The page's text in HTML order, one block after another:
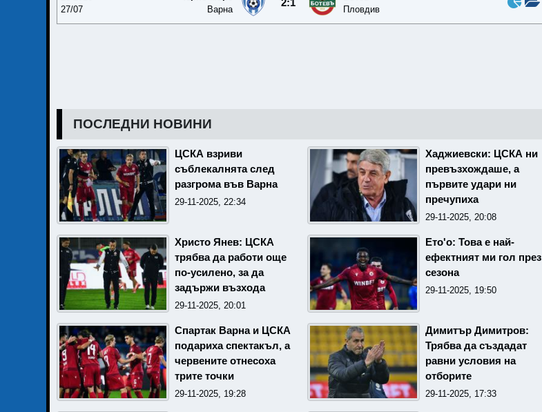
27/07
Варна
2:1
Пловдив
ПОСЛЕДНИ НОВИНИ
ЦСКА взриви
съблекалнята след
разгрома във Варна
29-11-2025, 22:34
Хаджиевски: ЦСКА ни
превъзхождаше, а
първите удари ни
пречупиха
29-11-2025, 20:08
Христо Янев: ЦСКА
трябва да работи още
по-усилено, за да
задържи възхода
29-11-2025, 20:01
Ето'о: Това е най-
ефектният ми гол през
сезона
29-11-2025, 19:50
Спартак Варна и ЦСКА
подариха спектакъл, а
червените отнесоха
трите точки
29-11-2025, 19:28
Димитър Димитров:
Трябва да създадат
равни условия на
отборите
29-11-2025, 17:33